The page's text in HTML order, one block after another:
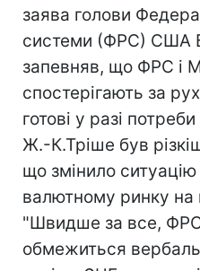
заява голови
системи (ФРС) США
запевняв, що ФРС і
спостерігають за
готові у разі
Ж.-К.Тріше був
що змінило
валютному ринку на
"Швидше за все,
обмежиться